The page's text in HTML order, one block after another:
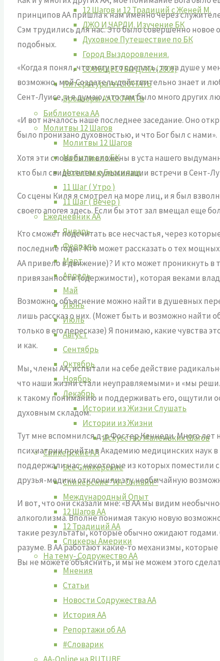
12 Шагов и 12 Традиций с Женей М.
ДЖО И ЧАРЛИ. Изучение БК
Духовное Путешествие по БК
Город Выздоровления.
СООБЩЕСТВО ДУХА (2001)
Литература АА СКАЧАТЬ
Брошюры АА СКАЧАТЬ
Библиотека АА
Молитвы 12 Шагов
Молитвы 12 Шагов
Молитвы из БК
Молитва о Бессилии.
11 Шаг ( Утро )
11 Шаг ( Вечер )
Ежедневник АА
Январь
Февраль
Март
Апрель
Май
Июнь
Июль
Август
Сентябрь
Октябрь
Ноябрь
Декабрь
Истории из Жизни Слушать
Истории из Жизни
Искусство Маленьких Шагов
Спикерские АА
Все Спикерские
Спикерские “АА-Онлайн”
Международный Опыт
12 Шагов АА
12 Традиций АА
Спикеры Америки
На тему- Содружество АА
Мнения
Статьи
Новости Содружества АА
История АА
Репортажи об АА
#Словарик
принципов АА пришла к нам именно через
Сэм трудились для нас. Это было совершенно
подобных.
«Когда я понял, что могу это сделать, то на душе
возможно, мой Создатель действительно знает и
Сент-Луисе, и я думаю, что там было много других
«И вот началось наше последнее заседание. Оно
было пронизано духовностью, и что Бог был с нами».
Хотя эти слова были вложены в уста нашего
кто был свидетелем кульминации встречи в Сент-
Со сцены Киля я смотрел на море лиц, и я был
своего апогея здесь. Если бы этот зал вмещал еще
Кто сможет подсчитать все несчастья, через
последние годы? Кто может рассказать о тех
АА привело в движение)? И кто может проникнуть в
привязанности (одержимости), которая веками
Возможно, объяснение можно найти в душевных
лишь рассказ о них. (Может быть и возможно найти
только в его пересказе) Я понимаю, какие чувства
и как.
Мы, члены АА, испытали на себе действие
что наши жизни стали неуправляемыми» и «мы
к такому пониманию и поддерживать его, ощутили
духовным складом.
Тут мне вспомнился д-р Фостер Кеннеди. Много
психиатрии прийти в Академию медицинских наук
поддержали нас, некоторые из которых поместили
друзья-медики отклонили эту необычайную
И вот, что они сказали мне: «В АА мы видим
алкоголизма. Вполне понимая такую новую
такие результаты, которые обычно ожидают
разуме. В АА работают какие-то механизмы,
Вы не можете объяснить, и мы не можем этого